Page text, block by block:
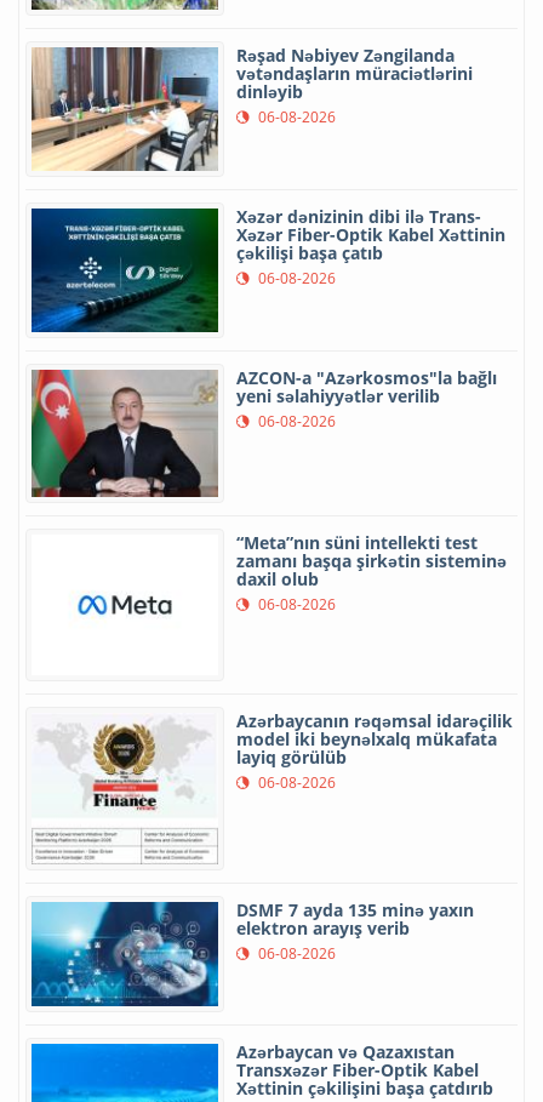
Rəşad Nəbiyev Zəngilanda
vətəndaşların müraciətlərini
dinləyib
06-08-2026
Xəzər dənizinin dibi ilə Trans-
Xəzər Fiber-Optik Kabel Xəttinin
çəkilişi başa çatıb
06-08-2026
AZCON-a "Azərkosmos"la bağlı
yeni səlahiyyətlər verilib
06-08-2026
“Meta”nın süni intellekti test
zamanı başqa şirkətin sisteminə
daxil olub
06-08-2026
Azərbaycanın rəqəmsal idarəçilik
model iki beynəlxalq mükafata
layiq görülüb
06-08-2026
DSMF 7 ayda 135 minə yaxın
elektron arayış verib
06-08-2026
Azərbaycan və Qazaxıstan
Transxəzər Fiber-Optik Kabel
Xəttinin çəkilişini başa çatdırıb